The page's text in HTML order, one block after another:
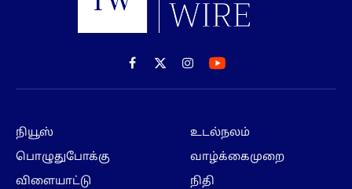
Facebook
X
(Twitter)
Instagram
நியூஸ்
பொழுதுபோக்கு
விளையாட்டு
உடல்நலம்
வாழ்க்கைமுறை
நிதி